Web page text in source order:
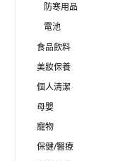
防寒用品
電池
食品飲料
美妝保養
個人清潔
母嬰
寵物
保健/醫療